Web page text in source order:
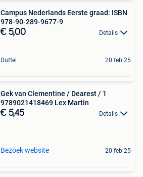
Campus Nederlands Eerste graad: ISBN
978-90-289-9677-9
€ 5,00 Details
Duffel 20 feb 25
Gek van Clementine / Dearest / 1
9789021418469 Lex Martin
€ 5,45 Details
Bezoek website 20 feb 25